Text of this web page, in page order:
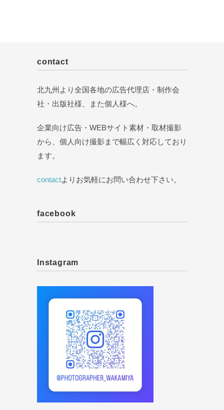
contact
北九州より全国各地の広告代理店・制作会
社・出版社様、また個人様へ。
企業向け広告・WEBサイト素材・取材撮影
から、個人向け撮影まで幅広く対応しており
ます。
contactよりお気軽にお問い合わせ下さい。
facebook
Instagram